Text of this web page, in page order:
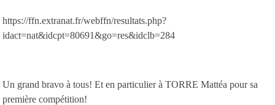
https://ffn.extranat.fr/webffn/resultats.php?
idact=nat&idcpt=80691&go=res&idclb=284
Un grand bravo à tous! Et en particulier à TORRE Mattéa pour sa
première compétition!